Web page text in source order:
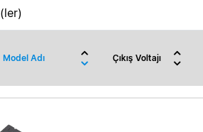
Model Adı Çıkış Voltajı